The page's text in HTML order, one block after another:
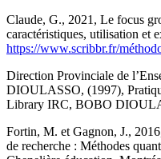
Claude, G., 2021, Le focus
caractéristiques, utilisation et
https://www.scribbr.fr/
Direction Provinciale de
DIOULASSO, (1997),
Library IRC, BOBO
Fortin, M. et Gagnon, J.,
de recherche : Méthodes